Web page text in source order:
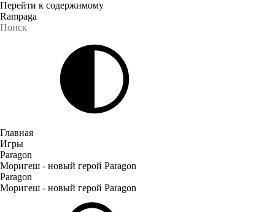
Перейти к содержимому
Rampaga
Главная
Игры
Paragon
Моригеш - новый герой Paragon
Paragon
Моригеш - новый герой Paragon